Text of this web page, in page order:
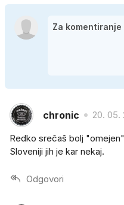
chronic 20. 05.
Redko srečaš bolj
Sloveniji jih je kar nekaj.
Odgovori